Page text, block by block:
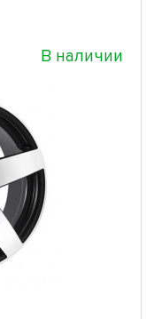
В наличии